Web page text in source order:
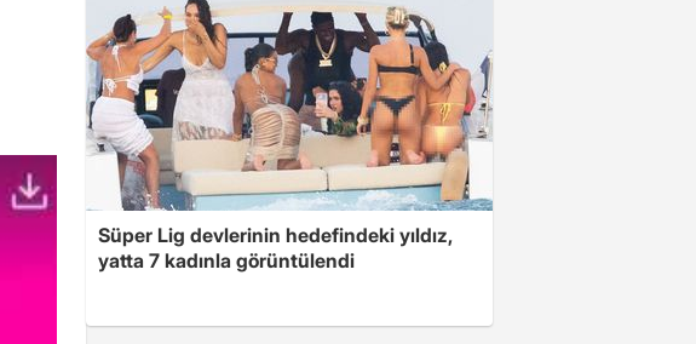
Süper Lig devlerinin hedefindeki yıldız,
yatta 7 kadınla görüntülendi